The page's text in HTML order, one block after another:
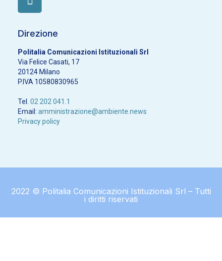
Direzione
Politalia Comunicazioni Istituzionali Srl
Via Felice Casati, 17
20124 Milano
P.IVA 10580830965
Tel. 02 202 041.1
Email: amministrazione@ambiente.news
Privacy policy
2022 © Politalia Comunicazioni Istituzionali Srl – Tutti
i diritti riservati